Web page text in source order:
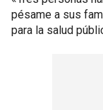
pésame a sus
para la salud